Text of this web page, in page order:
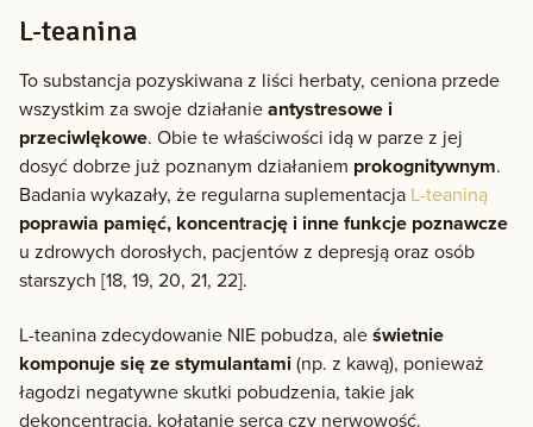
L-teanina
To substancja pozyskiwana z liści herbaty, ceniona przede
wszystkim za swoje działanieantystresowe i
przeciwlękowe. Obie te właściwości idą w parze z jej
dosyć dobrze już poznanym działaniem prokognitywnym.
Badania wykazały, że regularna suplementacja L-teaniną
poprawia pamięć, koncentrację i inne funkcje poznawcze
u zdrowych dorosłych, pacjentów z depresją oraz osób
starszych [18, 19, 20, 21, 22].
L-teanina zdecydowanie NIE pobudza, aleświetnie
komponuje się ze stymulantami (np. z kawą), ponieważ
łagodzi negatywne skutki pobudzenia, takie jak
dekoncentracja, kołatanie serca czy nerwowość.